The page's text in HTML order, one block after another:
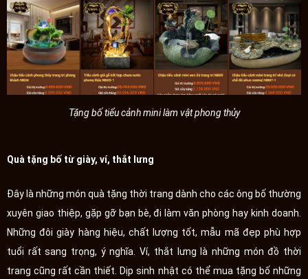
Tặng bố tiểu cảnh mini làm vật phong thủy
Quà tặng bố từ giày, ví, thắt lưng
Đây là những món quà tặng thời trang dành cho các ông bố thường
xuyên giao thiệp, gặp gỡ bạn bè, đi làm văn phòng hay kinh doanh.
Những đôi giày hàng hiệu, chất lượng tốt, mẫu mã đẹp phù hợp
tuổi rất sang trọng, ý nghĩa. Ví, thắt lưng là những món đồ thời
trang cũng rất cần thiết. Dịp sinh nhật có thể mua tặng bố những